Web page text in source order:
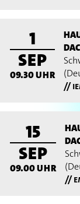
1
SEP
09.30UHR
//
15
SEP
09.00UHR
//